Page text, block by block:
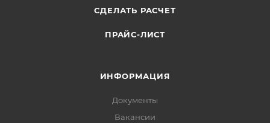
СДЕЛАТЬ РАСЧЕТ
ПРАЙС-ЛИСТ
ИНФОРМАЦИЯ
Документы
Вакансии